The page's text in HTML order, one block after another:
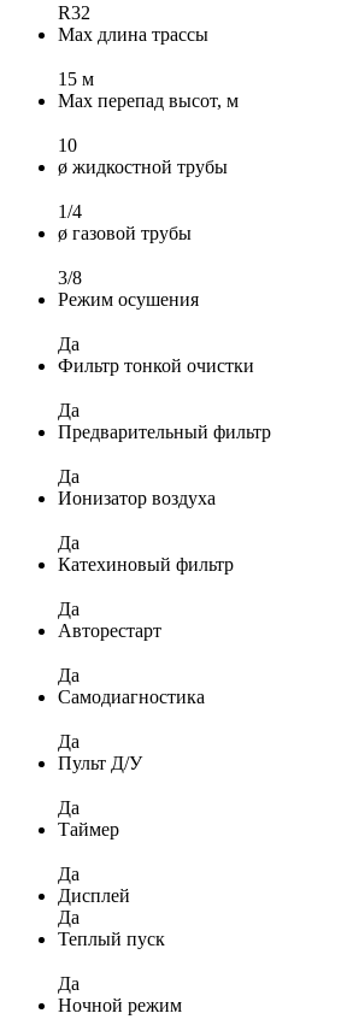
R32
Max длина трассы
15 м
Max перепад высот, м
10
ø жидкостной трубы
1/4
ø газовой трубы
3/8
Режим осушения
Да
Фильтр тонкой очистки
Да
Предварительный фильтр
Да
Ионизатор воздуха
Да
Катехиновый фильтр
Да
Авторестарт
Да
Самодиагностика
Да
Пульт Д/У
Да
Таймер
Да
Дисплей
Да
Теплый пуск
Да
Ночной режим